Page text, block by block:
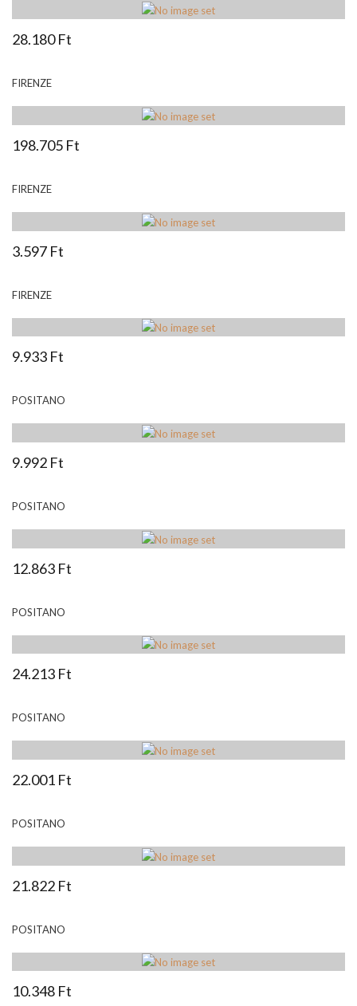
28.180 Ft
FIRENZE
198.705 Ft
FIRENZE
3.597 Ft
FIRENZE
9.933 Ft
POSITANO
9.992 Ft
POSITANO
12.863 Ft
POSITANO
24.213 Ft
POSITANO
22.001 Ft
POSITANO
21.822 Ft
POSITANO
10.348 Ft